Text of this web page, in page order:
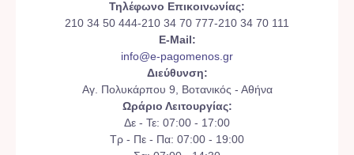
Τηλέφωνο Επικοινωνίας:
210 34 50 444-210 34 70 777-210 34 70 111
E-Mail:
info@e-pagomenos.gr
Διεύθυνση:
Αγ. Πολυκάρπου 9, Βοτανικός - Αθήνα
Ωράριο Λειτουργίας:
Δε - Τε: 07:00 - 17:00
Τρ - Πε - Πα: 07:00 - 19:00